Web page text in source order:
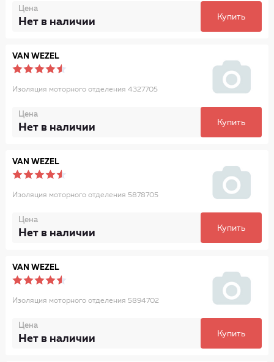
Цена
Нет в наличии Купить
VAN WEZEL
Изоляция моторного отделения 4327705
Цена
Нет в наличии Купить
VAN WEZEL
Изоляция моторного отделения 5878705
Цена
Нет в наличии Купить
VAN WEZEL
Изоляция моторного отделения 5894702
Цена
Нет в наличии Купить